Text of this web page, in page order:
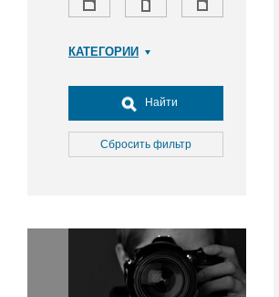
КАТЕГОРИИ
Досуг, туризм и отдых
Культура
Медицина
Окружающая среда
Политика
Правосудие
Найти
Сбросить фильтр